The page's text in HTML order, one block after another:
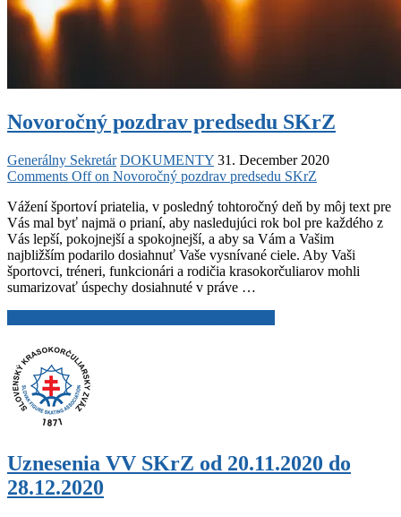
Novoročný pozdrav predsedu SKrZ
Generálny Sekretár DOKUMENTY 31. December 2020
Comments Offon Novoročný pozdrav predsedu SKrZ
Vážení športoví priatelia, v posledný tohtoročný deň by môj text pre
Vás mal byť najmä o prianí, aby nasledujúci rok bol pre každého z
Vás lepší, pokojnejší a spokojnejší, a aby sa Vám a Vašim
najbližším podarilo dosiahnuť Vaše vysnívané ciele. Aby Vaši
športovci, tréneri, funkcionári a rodičia krasokorčuliarov mohli
sumarizovať úspechy dosiahnuté v práve …
Uznesenia VV SKrZ od 20.11.2020 do
28.12.2020